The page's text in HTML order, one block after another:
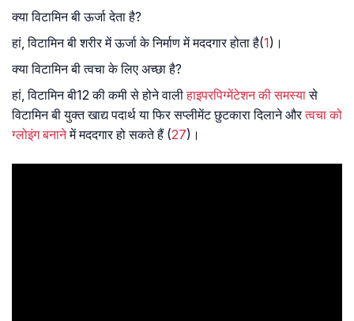
क्या विटामिन बी ऊर्जा देता है?
हां, विटामिन बी शरीर में ऊर्जा के निर्माण में मददगार होता है(1)।
क्या विटामिन बी त्वचा के लिए अच्छा है?
हां, विटामिन बी12 की कमी से होने वालीहाइपरपिग्मेंटेशन की समस्यासे
विटामिन बी युक्त खाद्य पदार्थ या फिर सप्लीमेंट छुटकारा दिलाने औरत्वचा को
ग्लोइंग बनानेमें मददगार हो सकते हैं (27)।